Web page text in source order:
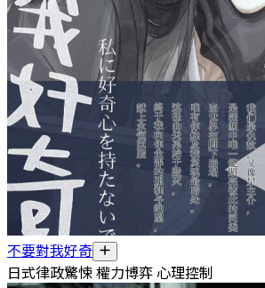
不要對我好奇
日式律政驚悚 權力博弈 心理控制